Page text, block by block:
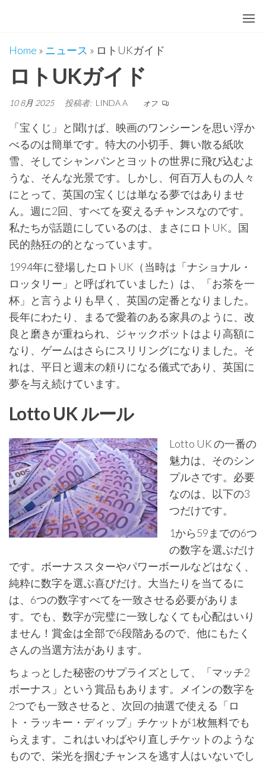
プ
Home » ニュース » ロトUKガイド
ロトUKガイド
10 8月 2025 投稿者: LINDA A オフ
「宝くじ」と聞けば、映画のワンシーンを思い浮か
べるのは簡単です。特大の小切手、舞い散る紙吹
雪、そしてシャンパンとヨットの世界に飛び込むよ
うな、そんな光景です。しかし、何百万人もの人々
にとって、英国の宝くじは単なる夢ではありませ
ん。週に2回、すべてを変えるチャンスなのです。
私たちが話題にしているのは、まさにロトUK。国
民的熱狂の的となっています。
1994年に登場したロトUK（当時は「ナショナル・
ロッタリー」と呼ばれていました）は、「お茶を一
杯」と言うよりも早く、英国の定番となりました。
長年にわたり、まるで愛着のある家具のように、改
良と磨きが重ねられ、ジャックポットはより高額に
なり、ゲームはさらにスリリングになりました。そ
れは、平日と週末の頼りになる儀式であり、英国に
夢を与え続けています。
Lotto UK ルール
Lotto UK の一番の
魅力は、そのシン
プルさです。必要
なのは、以下の3
つだけです。
1から59までの6つ
の数字を選ぶだけ
です。ボーナススターやパワーボールなどはなく、
純粋に数字を選ぶ喜びだけ。大当たりを当てるに
は、6つの数字すべてを一致させる必要がありま
す。でも、数字が完璧に一致しなくても心配はいり
ません！賞金は全部で6段階あるので、他にもたく
さんの当選方法があります。
ちょっとした秘密のサプライズとして、「マッチ2
ボーナス」という賞品もあります。メインの数字を
2つでも一致させると、次回の抽選で使える「ロ
ト・ラッキー・ディップ」チケットが1枚無料でも
らえます。これはいわばやり直しチケットのような
もので、栄光を掴むチャンスを逃す人はいないでし